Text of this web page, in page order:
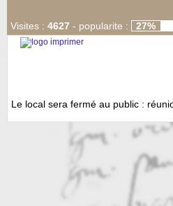
Visites : 4627 - popularite : 27%
Le local sera fermé au public :